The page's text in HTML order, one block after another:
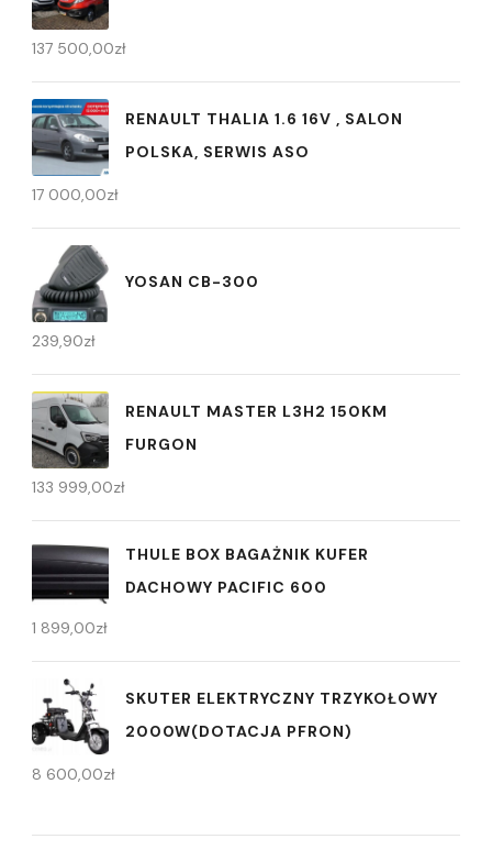
137 500,00zł
RENAULT THALIA 1.6 16V , SALON
POLSKA, SERWIS ASO
17 000,00zł
YOSAN CB-300
239,90zł
RENAULT MASTER L3H2 150KM
FURGON
133 999,00zł
THULE BOX BAGAŻNIK KUFER
DACHOWY PACIFIC 600
1 899,00zł
SKUTER ELEKTRYCZNY TRZYKOŁOWY
2000W(DOTACJA PFRON)
8 600,00zł